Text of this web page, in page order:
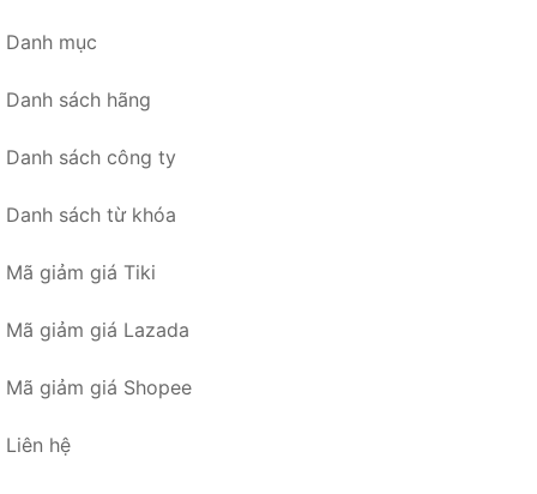
Danh mục
Danh sách hãng
Danh sách công ty
Danh sách từ khóa
Mã giảm giá Tiki
Mã giảm giá Lazada
Mã giảm giá Shopee
Liên hệ